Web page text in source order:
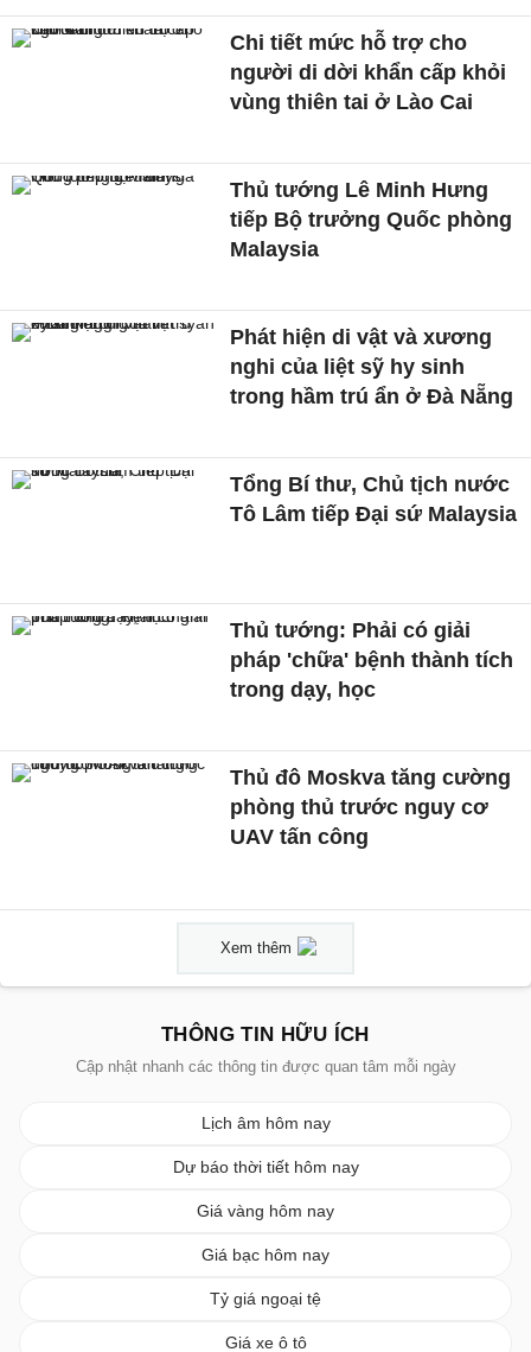
Chi tiết mức hỗ trợ cho
người di dời khẩn cấp khỏi
vùng thiên tai ở Lào Cai
Thủ tướng Lê Minh Hưng
tiếp Bộ trưởng Quốc phòng
Malaysia
Phát hiện di vật và xương
nghi của liệt sỹ hy sinh
trong hầm trú ẩn ở Đà Nẵng
Tổng Bí thư, Chủ tịch nước
Tô Lâm tiếp Đại sứ Malaysia
Thủ tướng: Phải có giải
pháp 'chữa' bệnh thành tích
trong dạy, học
Thủ đô Moskva tăng cường
phòng thủ trước nguy cơ
UAV tấn công
Xem thêm
THÔNG TIN HỮU ÍCH
Cập nhật nhanh các thông tin được quan tâm mỗi ngày
Lịch âm hôm nay
Dự báo thời tiết hôm nay
Giá vàng hôm nay
Giá bạc hôm nay
Tỷ giá ngoại tệ
Giá xe ô tô